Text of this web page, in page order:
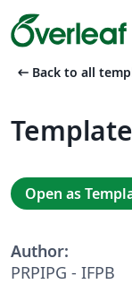
arrow_left_alt Back to all
Open as
Author:
PRPIPG - IFPB